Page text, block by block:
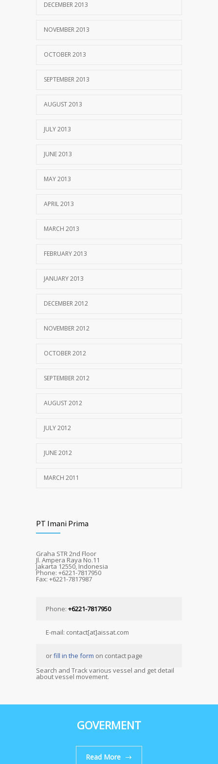
DECEMBER 2013
NOVEMBER 2013
OCTOBER 2013
SEPTEMBER 2013
AUGUST 2013
JULY 2013
JUNE 2013
MAY 2013
APRIL 2013
MARCH 2013
FEBRUARY 2013
JANUARY 2013
DECEMBER 2012
NOVEMBER 2012
OCTOBER 2012
SEPTEMBER 2012
AUGUST 2012
JULY 2012
JUNE 2012
MARCH 2011
PT Imani Prima
Graha STR 2nd Floor
Jl. Ampera Raya No.11
Jakarta 12550, Indonesia
Phone: +6221-7817950
Fax: +6221-7817987
Phone: +6221-7817950
E-mail: contact[at]aissat.com
orfill in the form on contact page
Search and Track various vessel and get detail
about vessel movement.
GOVERMENT
Read More